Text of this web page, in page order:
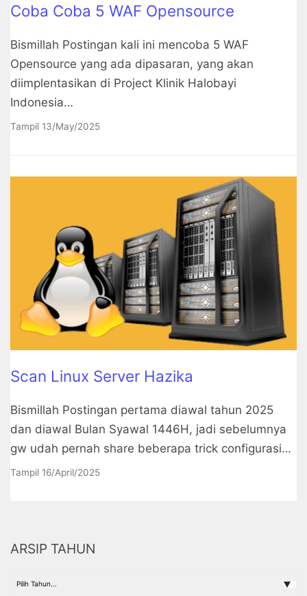
Coba Coba 5 WAF Opensource
Bismillah Postingan kali ini mencoba 5 WAF
Opensource yang ada dipasaran, yang akan
diimplentasikan di Project Klinik Halobayi
Indonesia…
Tampil 13/May/2025
Scan Linux Server Hazika
Bismillah Postingan pertama diawal tahun 2025
dan diawal Bulan Syawal 1446H, jadi sebelumnya
gw udah pernah share beberapa trick configurasi…
Tampil 16/April/2025
ARSIP TAHUN